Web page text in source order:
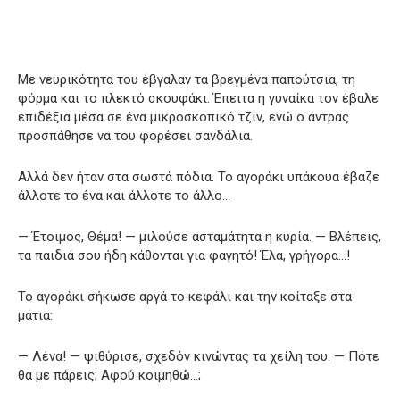
Με νευρικότητα του έβγαλαν τα βρεγμένα παπούτσια, τη
φόρμα και το πλεκτό σκουφάκι. Έπειτα η γυναίκα τον έβαλε
επιδέξια μέσα σε ένα μικροσκοπικό τζιν, ενώ ο άντρας
προσπάθησε να του φορέσει σανδάλια.
Αλλά δεν ήταν στα σωστά πόδια. Το αγοράκι υπάκουα έβαζε
άλλοτε το ένα και άλλοτε το άλλο…
— Έτοιμος, Θέμα! — μιλούσε ασταμάτητα η κυρία. — Βλέπεις,
τα παιδιά σου ήδη κάθονται για φαγητό! Έλα, γρήγορα…!
Το αγοράκι σήκωσε αργά το κεφάλι και την κοίταξε στα
μάτια:
— Λένα! — ψιθύρισε, σχεδόν κινώντας τα χείλη του. — Πότε
θα με πάρεις; Αφού κοιμηθώ…;